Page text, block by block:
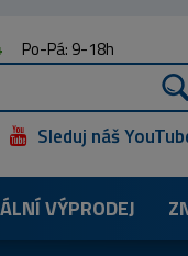
Po-Pá: 9-18h
Sleduj náš
VÝPRODEJ